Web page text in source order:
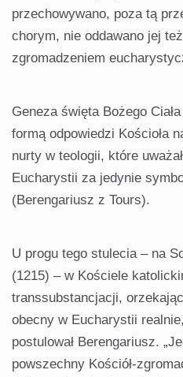
przechowywano, poza tą
chorym, nie oddawano jej
zgromadzeniem
Geneza święta Bożego
formą odpowiedzi Kościoła
nurty w teologii, które
Eucharystii za jedynie
(Berengariusz z Tours).
U progu tego stulecia – na
(1215) – w Kościele
transsubstancjacji,
obecny w Eucharystii
postulował Berengariusz.
powszechny Kościół-